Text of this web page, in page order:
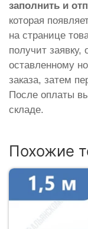
заполнить и
которая
на странице
получит
оставленному
заказа, затем
После оплаты
складе.
Похожие